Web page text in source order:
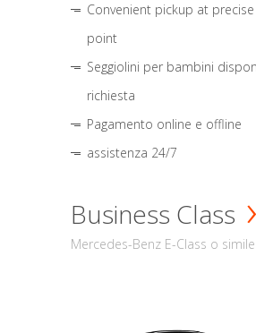
Convenient pickup at
point
Seggiolini per bambini
richiesta
Pagamento online e offline
assistenza 24/7
Business Class
Mercedes-Benz E-Class o simile